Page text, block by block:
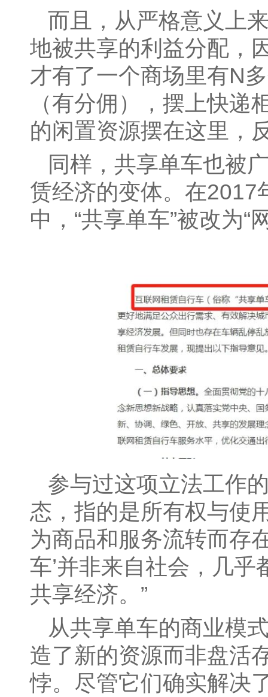
而且，从严格意义上
地被共享的利益分配，
才有了一个商场里有N
（有分佣），摆上快
的闲置资源摆在这里，
同样，共享单车也被
赁经济的变体。在2017
中，“共享单车”被改为
参与过这项立法工作
态，指的是所有权与使
为商品和服务流转而存
车’并非来自社会，几
共享经济。”
从共享单车的商业模
造了新的资源而非盘活
悖。尽管它们确实解决